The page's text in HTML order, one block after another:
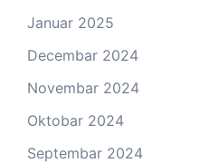
Januar 2025
Decembar 2024
Novembar 2024
Oktobar 2024
Septembar 2024